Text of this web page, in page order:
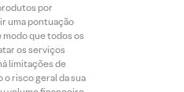
por
uma pontuação
modo que todos os
os serviços
limitações de
risco geral da sua